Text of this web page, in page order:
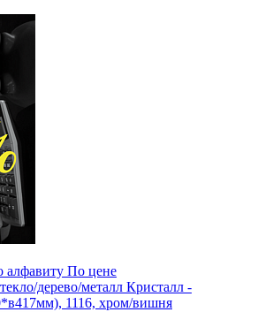
алфавиту По цене
дерево/металл Кристалл -
1116, хром/вишня